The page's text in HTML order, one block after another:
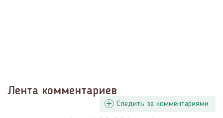
Лента комментариев
Следить за комментариями